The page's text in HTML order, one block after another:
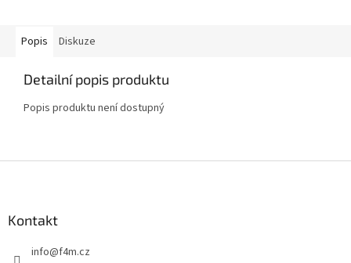
Popis Diskuze
Detailní popis produktu
Popis produktu není dostupný
Kontakt
info@f4m.cz